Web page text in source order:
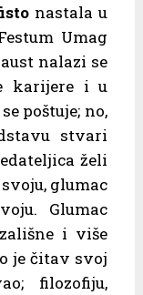
nastala u
Umag
nalazi se
karijere i u
poštuje; no,
stvari
želi
glumac
Glumac
i više
je čitav svoj
filozofiju,